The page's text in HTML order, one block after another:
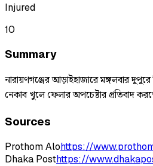
Injured
10
Summary
নারায়ণগঞ্জের আড়াইহাজারে মঙ্গলবার দুপুরে
নেকাব খুলে ফেলার অপচেষ্টার প্রতিবাদ
Sources
Prothom Alohttps://
Dhaka Posthttps://